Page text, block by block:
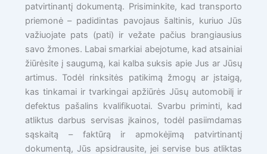
patvirtinantį dokumentą. Prisiminkite, kad transporto
priemonė – padidintas pavojaus šaltinis, kuriuo Jūs
važiuojate pats (pati) ir vežate pačius brangiausius
savo žmones. Labai smarkiai abejotume, kad atsainiai
žiūrėsite į saugumą, kai kalba suksis apie Jus ar Jūsų
artimus. Todėl rinksitės patikimą žmogų ar įstaigą,
kas tinkamai ir tvarkingai apžiūrės Jūsų automobilį ir
defektus pašalins kvalifikuotai. Svarbu priminti, kad
atliktus darbus servisas įkainos, todėl pasiimdamas
sąskaitą – faktūrą ir apmokėjimą patvirtinantį
dokumentą, Jūs apsidrausite, jei servise bus atliktas